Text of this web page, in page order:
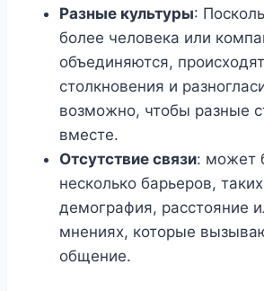
Разные культуры:
более человека или
объединяются,
столкновения и
возможно, чтобы разные
вместе.
Отсутствие связи: может
несколько барьеров,
демография, расстояние
мнениях, которые
общение.